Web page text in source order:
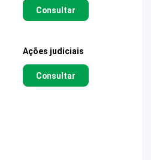
Consultar
Ações judiciais
Consultar